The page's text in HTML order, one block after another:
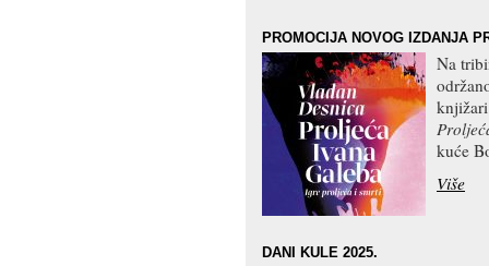
PROMOCIJA NOVOG IZDANJA
Na
kuće
Više
DANI KULE 2025.